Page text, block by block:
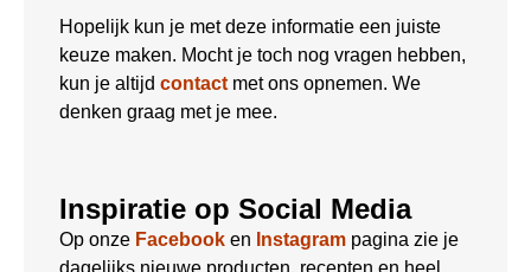
Hopelijk kun je met deze informatie een juiste
keuze maken. Mocht je toch nog vragen hebben,
kun je altijd contact met ons opnemen. We
denken graag met je mee.
Inspiratie op Social Media
Op onze Facebook en Instagram pagina zie je
dagelijks nieuwe producten, recepten en heel